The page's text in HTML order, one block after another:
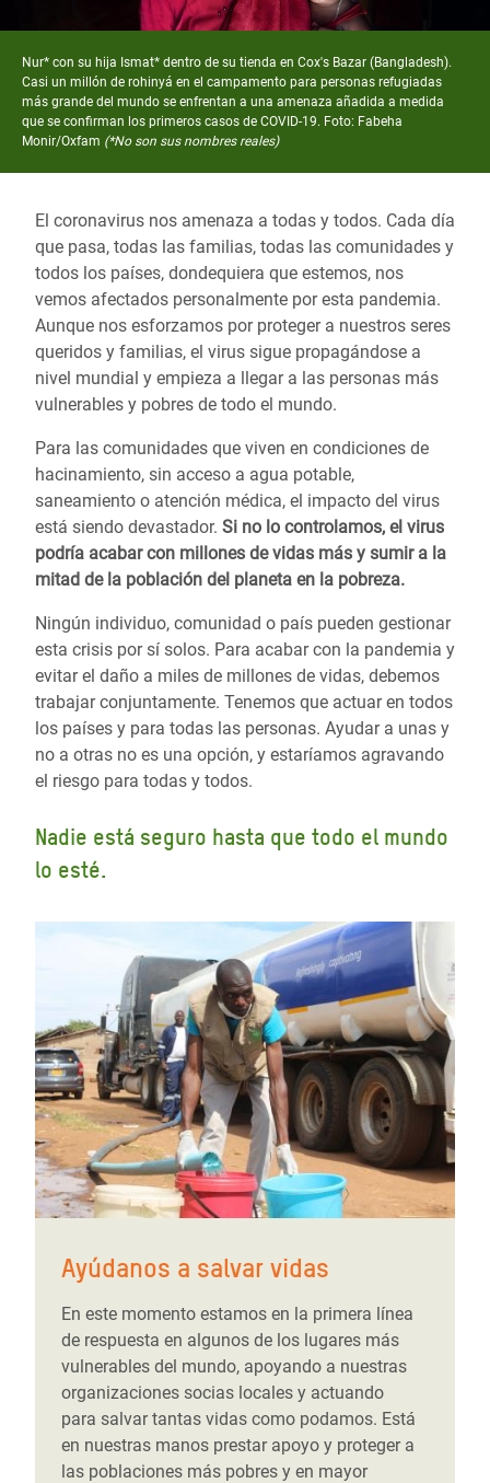
Nur* con su hija Ismat* dentro de su tienda en Cox's Bazar (Bangladesh).
Casi un millón de rohinyá en el campamento para personas refugiadas
más grande del mundo se enfrentan a una amenaza añadida a medida
que se confirman los primeros casos de COVID-19. Foto: Fabeha
Monir/Oxfam (*No son sus nombres reales)
El coronavirus nos amenaza a todas y todos. Cada día
que pasa, todas las familias, todas las comunidades y
todos los países, dondequiera que estemos, nos
vemos afectados personalmente por esta pandemia.
Aunque nos esforzamos por proteger a nuestros seres
queridos y familias, el virus sigue propagándose a
nivel mundial y empieza a llegar a las personas más
vulnerables y pobres de todo el mundo.
Para las comunidades que viven en condiciones de
hacinamiento, sin acceso a agua potable,
saneamiento o atención médica, el impacto del virus
está siendo devastador. Si no lo controlamos, el virus
podría acabar con millones de vidas más y sumir a la
mitad de la población del planeta en la pobreza.
Ningún individuo, comunidad o país pueden gestionar
esta crisis por sí solos. Para acabar con la pandemia y
evitar el daño a miles de millones de vidas, debemos
trabajar conjuntamente. Tenemos que actuar en todos
los países y para todas las personas. Ayudar a unas y
no a otras no es una opción, y estaríamos agravando
el riesgo para todas y todos.
Nadie está seguro hasta que todo el mundo
lo esté.
Ayúdanos a salvar vidas
En este momento estamos en la primera línea
de respuesta en algunos de los lugares más
vulnerables del mundo, apoyando a nuestras
organizaciones socias locales y actuando
para salvar tantas vidas como podamos. Está
en nuestras manos prestar apoyo y proteger a
las poblaciones más pobres y en mayor